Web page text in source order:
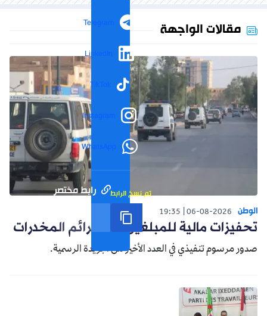
Telegram
LinkedIn
TikTok
Instagram
WhatsApp
رابط مختصر تم نسخ الرابط
مقالات الواجهة
الوطن 06-08-2026
19:35
تحفيزات مالية للمبلغين عن جرائم المخدرات
صدور مرسوم تنفيذي في العدد الأخير من الجريدة الرسمية.